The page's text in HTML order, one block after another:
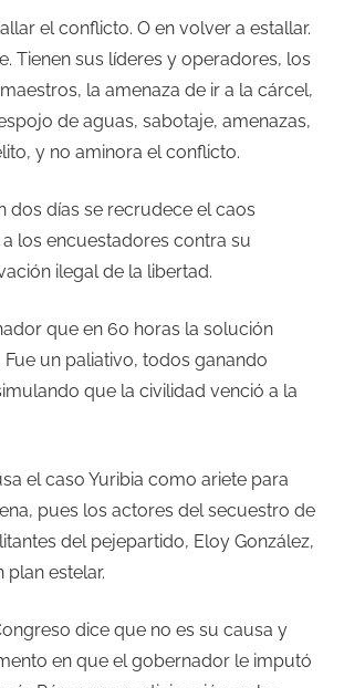
el conflicto. O en volver a estallar.
Tienen sus líderes y operadores, los
la amenaza de ir a la cárcel,
de aguas, sabotaje, amenazas,
y no aminora el conflicto.
dos días se recrudece el caos
los encuestadores contra su
ilegal de la libertad.
que en 60 horas la solución
Fue un paliativo, todos ganando
que la civilidad venció a la
el caso Yuribia como ariete para
pues los actores del secuestro de
del pejepartido, Eloy González,
plan estelar.
dice que no es su causa y
en que el gobernador le imputó